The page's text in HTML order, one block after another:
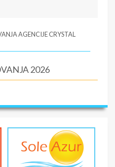
AGENCIJE CRYSTAL
2026